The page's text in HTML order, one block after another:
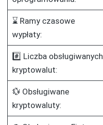
⌛ Ramy czasowe
wypłaty:
#️⃣ Liczba obsługiwanych
kryptowalut:
💱 Obsługiwane
kryptowaluty: